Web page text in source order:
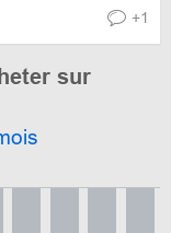
+1
sur